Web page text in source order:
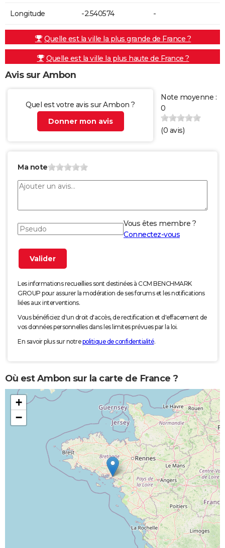
Longitude -2.540574 -
Quelle est la ville la plus grande de France ?
Quelle est la ville la plus haute de France ?
Avis sur Ambon
Quel est votre avis sur Ambon ?
Donner mon avis
Note moyenne :
0
(0 avis)
Ma note
Vous êtes membre ?
Connectez-vous
Les informations recueillies sont destinées à CCM BENCHMARK
GROUP pour assurer la modération de ses forums et les notifications
liées aux interventions.
Vous bénéficiez d'un droit d'accès, de rectification et d'effacement de
vos données personnelles dans les limites prévues par la loi.
En savoir plus sur notrepolitique de confidentialité.
Où est Ambon sur la carte de France ?
+
−